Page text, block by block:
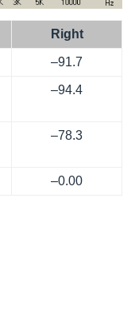
Right
–91.7
–94.4
–78.3
–0.00